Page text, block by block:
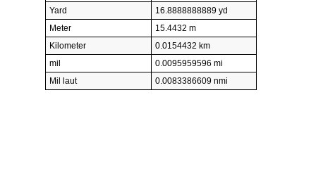
Yard
16.8888888889 yd
Meter
15.4432 m
Kilometer
0.0154432 km
mil
0.0095959596 mi
Mil laut
0.0083386609 nmi